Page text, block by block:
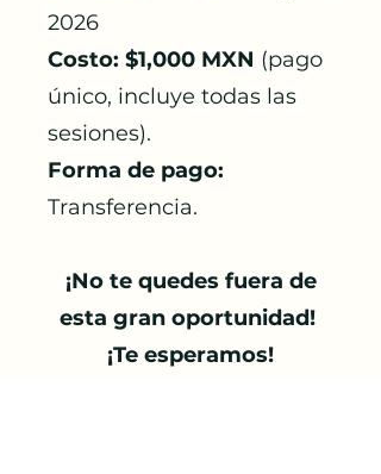
2026
Costo: $1,000 MXN (pago
único, incluye todas las
sesiones).
Forma de pago:
Transferencia.
​¡No te quedes fuera de
esta gran oportunidad!
¡Te esperamos!​​​​